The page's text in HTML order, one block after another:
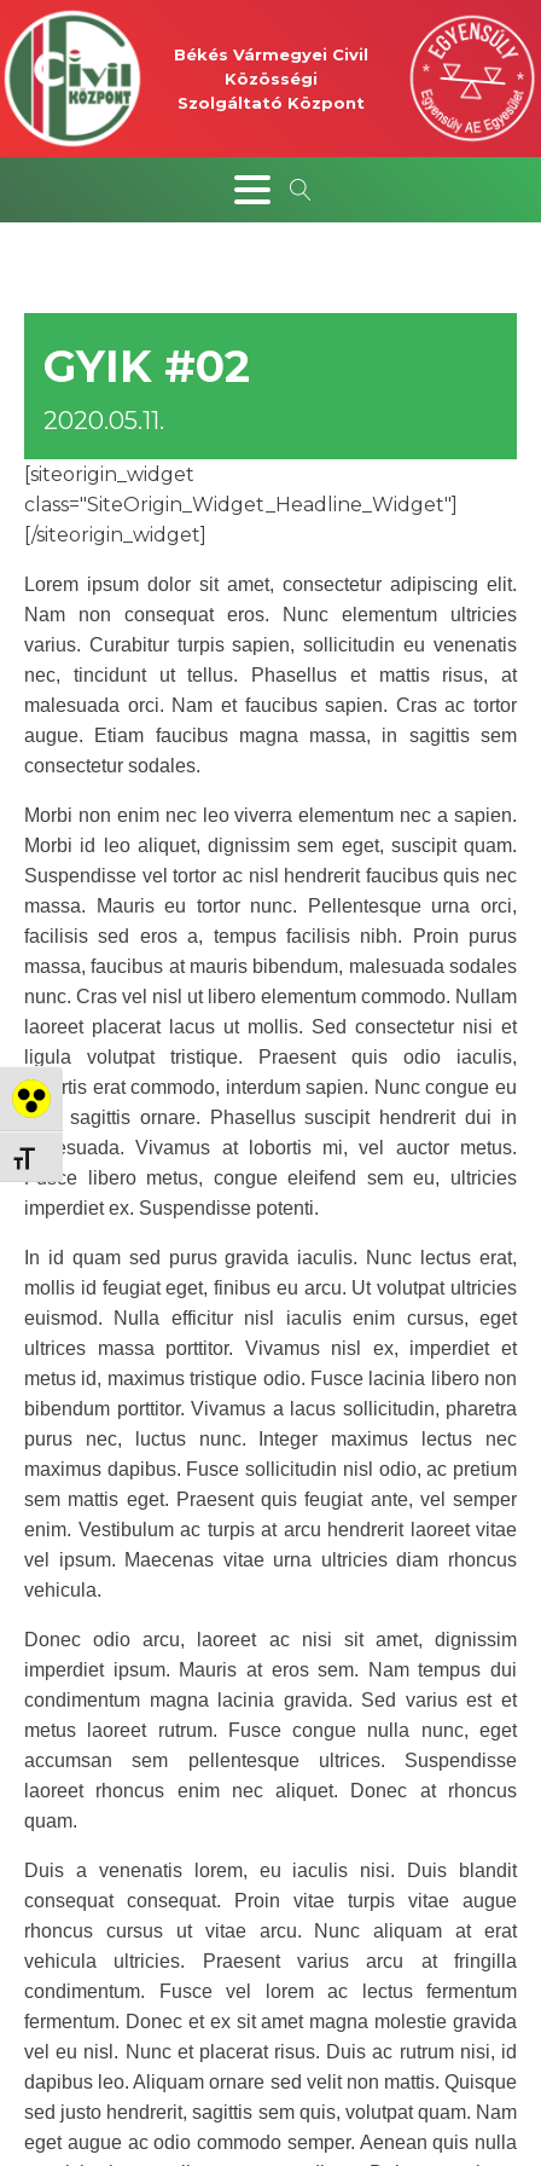
Nagy kontraszt váltása
Betűméret váltása
Békés Vármegyei Civil
Közösségi
Szolgáltató Központ
GYIK #02
2020.05.11.
[siteorigin_widget
class="SiteOrigin_Widget_Headline_Widget"]
[/siteorigin_widget]
Lorem ipsum dolor sit amet, consectetur adipiscing elit.
Nam non consequat eros. Nunc elementum ultricies
varius. Curabitur turpis sapien, sollicitudin eu venenatis
nec, tincidunt ut tellus. Phasellus et mattis risus, at
malesuada orci. Nam et faucibus sapien. Cras ac tortor
augue. Etiam faucibus magna massa, in sagittis sem
consectetur sodales.
Morbi non enim nec leo viverra elementum nec a sapien.
Morbi id leo aliquet, dignissim sem eget, suscipit quam.
Suspendisse vel tortor ac nisl hendrerit faucibus quis nec
massa. Mauris eu tortor nunc. Pellentesque urna orci,
facilisis sed eros a, tempus facilisis nibh. Proin purus
massa, faucibus at mauris bibendum, malesuada sodales
nunc. Cras vel nisl ut libero elementum commodo. Nullam
laoreet placerat lacus ut mollis. Sed consectetur nisi et
ligula volutpat tristique. Praesent quis odio iaculis,
lobortis erat commodo, interdum sapien. Nunc congue eu
sem sagittis ornare. Phasellus suscipit hendrerit dui in
malesuada. Vivamus at lobortis mi, vel auctor metus.
Fusce libero metus, congue eleifend sem eu, ultricies
imperdiet ex. Suspendisse potenti.
In id quam sed purus gravida iaculis. Nunc lectus erat,
mollis id feugiat eget, finibus eu arcu. Ut volutpat ultricies
euismod. Nulla efficitur nisl iaculis enim cursus, eget
ultrices massa porttitor. Vivamus nisl ex, imperdiet et
metus id, maximus tristique odio. Fusce lacinia libero non
bibendum porttitor. Vivamus a lacus sollicitudin, pharetra
purus nec, luctus nunc. Integer maximus lectus nec
maximus dapibus. Fusce sollicitudin nisl odio, ac pretium
sem mattis eget. Praesent quis feugiat ante, vel semper
enim. Vestibulum ac turpis at arcu hendrerit laoreet vitae
vel ipsum. Maecenas vitae urna ultricies diam rhoncus
vehicula.
Donec odio arcu, laoreet ac nisi sit amet, dignissim
imperdiet ipsum. Mauris at eros sem. Nam tempus dui
condimentum magna lacinia gravida. Sed varius est et
metus laoreet rutrum. Fusce congue nulla nunc, eget
accumsan sem pellentesque ultrices. Suspendisse
laoreet rhoncus enim nec aliquet. Donec at rhoncus
quam.
Duis a venenatis lorem, eu iaculis nisi. Duis blandit
consequat consequat. Proin vitae turpis vitae augue
rhoncus cursus ut vitae arcu. Nunc aliquam at erat
vehicula ultricies. Praesent varius arcu at fringilla
condimentum. Fusce vel lorem ac lectus fermentum
fermentum. Donec et ex sit amet magna molestie gravida
vel eu nisl. Nunc et placerat risus. Duis ac rutrum nisi, id
dapibus leo. Aliquam ornare sed velit non mattis. Quisque
sed justo hendrerit, sagittis sem quis, volutpat quam. Nam
eget augue ac odio commodo semper. Aenean quis nulla